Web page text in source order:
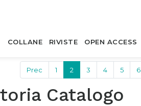
COLLANE RIVISTE OPEN ACCESS
Prec 1 2 3 4 5 6
Catalogo